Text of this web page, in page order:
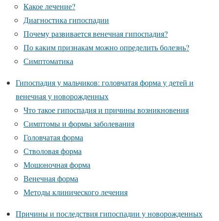
Какое лечение?
Диагностика гипоспадии
Почему развивается венечная гипоспадия?
По каким признакам можно определить болезнь?
Симптоматика
Гипоспадия у мальчиков: головчатая форма у детей и
венечная у новорожденных
Что такое гипоспадия и причины возникновения
Симптомы и формы заболевания
Головчатая форма
Стволовая форма
Мошоночная форма
Венечная форма
Методы клинического лечения
Причины и последствия гипоспадии у новорожденных